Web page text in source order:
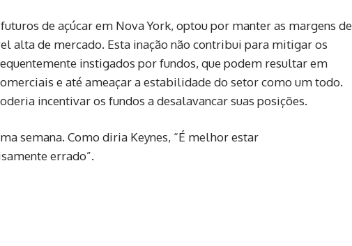
de açúcar em Nova York, optou por manter as margens de
alta de mercado. Esta inação não contribui para mitigar os
instigados por fundos, que podem resultar em
e até ameaçar a estabilidade do setor como um todo.
incentivar os fundos a desalavancar suas posições.
semana. Como diria Keynes, “É melhor estar
errado”.